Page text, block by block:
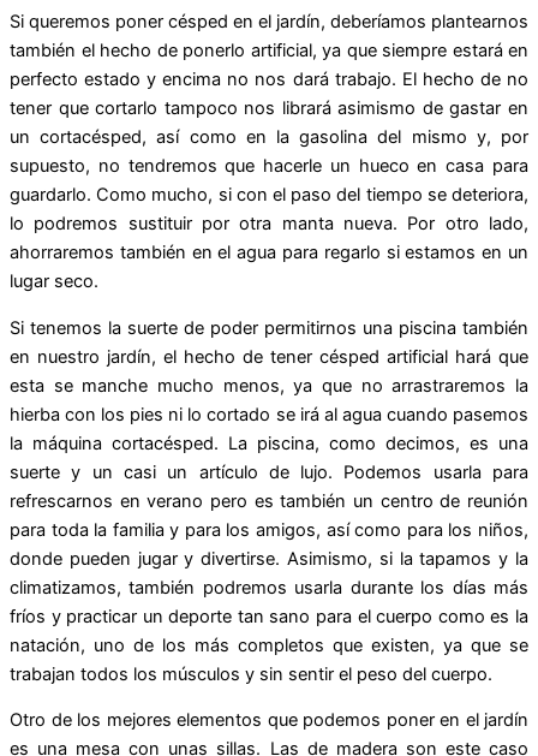
Si queremos poner césped en el jardín, deberíamos plantearnos
también el hecho de ponerlo artificial, ya que siempre estará en
perfecto estado y encima no nos dará trabajo. El hecho de no
tener que cortarlo tampoco nos librará asimismo de gastar en
un cortacésped, así como en la gasolina del mismo y, por
supuesto, no tendremos que hacerle un hueco en casa para
guardarlo. Como mucho, si con el paso del tiempo se deteriora,
lo podremos sustituir por otra manta nueva. Por otro lado,
ahorraremos también en el agua para regarlo si estamos en un
lugar seco.
Si tenemos la suerte de poder permitirnos una piscina también
en nuestro jardín, el hecho de tener césped artificial hará que
esta se manche mucho menos, ya que no arrastraremos la
hierba con los pies ni lo cortado se irá al agua cuando pasemos
la máquina cortacésped. La piscina, como decimos, es una
suerte y un casi un artículo de lujo. Podemos usarla para
refrescarnos en verano pero es también un centro de reunión
para toda la familia y para los amigos, así como para los niños,
donde pueden jugar y divertirse. Asimismo, si la tapamos y la
climatizamos, también podremos usarla durante los días más
fríos y practicar un deporte tan sano para el cuerpo como es la
natación, uno de los más completos que existen, ya que se
trabajan todos los músculos y sin sentir el peso del cuerpo.
Otro de los mejores elementos que podemos poner en el jardín
es una mesa con unas sillas. Las de madera son este caso